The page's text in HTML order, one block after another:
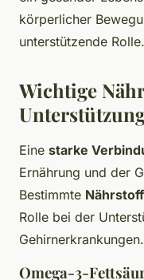
körperlicher
unterstützende Rolle.
Wichtige
Eine starke
Ernährung und der
Bestimmte
Rolle bei der
Gehirnerkrankungen.
Omega-3-